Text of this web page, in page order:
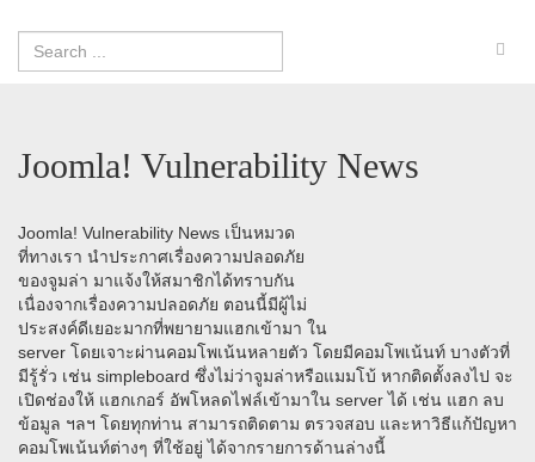
Joomla! Vulnerability News
Joomla! Vulnerability News เป็นหมวด
ที่ทางเรา นำประกาศเรื่องความปลอดภัย
ของจูมล่า มาแจ้งให้สมาชิกได้ทราบกัน
เนื่องจากเรื่องความปลอดภัย ตอนนี้มีผู้ไม่
ประสงค์ดีเยอะมากที่พยายามแฮกเข้ามา ใน
server โดยเจาะผ่านคอมโพเน้นหลายตัว โดยมีคอมโพเน้นท์ บางตัวที่
มีรู้รั่ว เช่น simpleboard ซึ่งไม่ว่าจูมล่าหรือแมมโบ้ หากติดตั้งลงไป จะ
เปิดช่องให้ แฮกเกอร์ อัพโหลดไฟล์เข้ามาใน server ได้ เช่น แฮก ลบ
ข้อมูล ฯลฯ โดยทุกท่าน สามารถติดตาม ตรวจสอบ และหาวิธีแก้ปัญหา
คอมโพเน้นท์ต่างๆ ที่ใช้อยู่ ได้จากรายการด้านล่างนี้